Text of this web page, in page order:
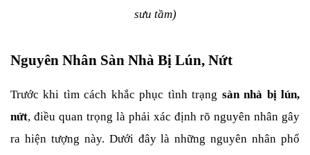
sưu tầm)
Nguyên Nhân Sàn Nhà Bị Lún, Nứt
Trước khi tìm cách khắc phục tình trạng sàn nhà bị lún,
nứt, điều quan trọng là phải xác định rõ nguyên nhân gây
ra hiện tượng này. Dưới đây là những nguyên nhân phổ